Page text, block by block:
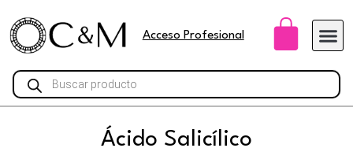
contenido
Acceso Profesional
Búsqueda
de
productos
Ácido Salicílico